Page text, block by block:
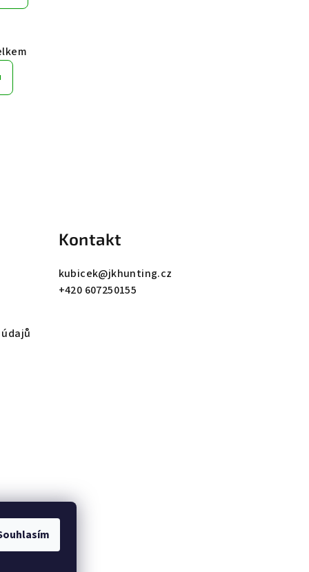
Kontakt
kubicek@jkhunting.cz
+420 607250155